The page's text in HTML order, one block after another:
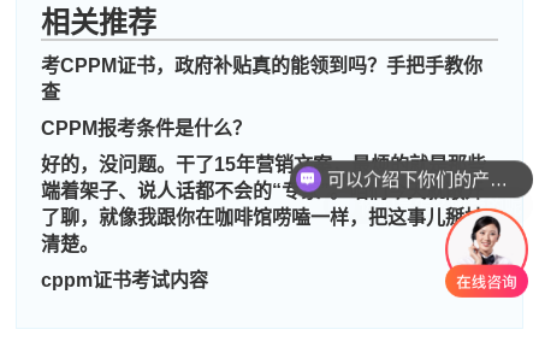
相关推荐
考CPPM证书，政府补贴真的能领到吗？手把手教你
查
CPPM报考条件是什么？
好的，没问题。干了15年营销文案，最烦的就是那些
端着架子、说人话都不会的“专家”。咱们今天就敞开
了聊，就像我跟你在咖啡馆唠嗑一样，把这事儿掰扯
清楚。
cppm证书考试内容
刘** 189****5441
程** 139****9735 2026-08-07
高** 139****4331 2026-08-06
陈* 181****8170
李** 139****6339 2026-08-06
你们是怎么收费的呢